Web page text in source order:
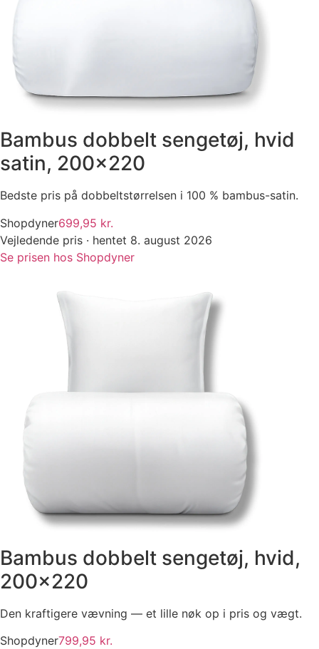
Bambus dobbelt sengetøj, hvid
satin, 200×220
Bedste pris på dobbeltstørrelsen i 100 % bambus-satin.
Shopdyner699,95 kr.
Vejledende pris · hentet 8. august 2026
Se prisen hos Shopdyner
Bambus dobbelt sengetøj, hvid,
200×220
Den kraftigere vævning — et lille nøk op i pris og vægt.
Shopdyner799,95 kr.